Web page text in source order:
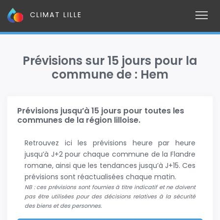
CLIMAT LILLE
Prévisions sur 15 jours pour la
commune de : Hem
Prévisions jusqu’à 15 jours pour toutes les
communes de la région lilloise.
Retrouvez ici les prévisions heure par heure
jusqu’à J+2 pour chaque commune de la Flandre
romane, ainsi que les tendances jusqu’à J+15. Ces
prévisions sont réactualisées chaque matin.
NB : ces prévisions sont fournies à titre indicatif et ne doivent
pas être utilisées pour des décisions relatives à la sécurité
des biens et des personnes.